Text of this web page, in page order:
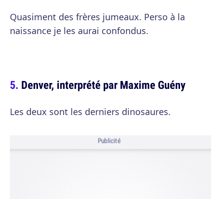
Quasiment des frères jumeaux. Perso à la
naissance je les aurai confondus.
Denver, interprété par Maxime Guény
Les deux sont les derniers dinosaures.
Publicité